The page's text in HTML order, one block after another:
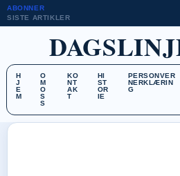
ABONNER
SISTE ARTIKLER
H
J
E
M
O
M
O
S
S
KO
NT
AK
T
HI
ST
OR
IE
PERSONVER
NERKLÆRIN
G